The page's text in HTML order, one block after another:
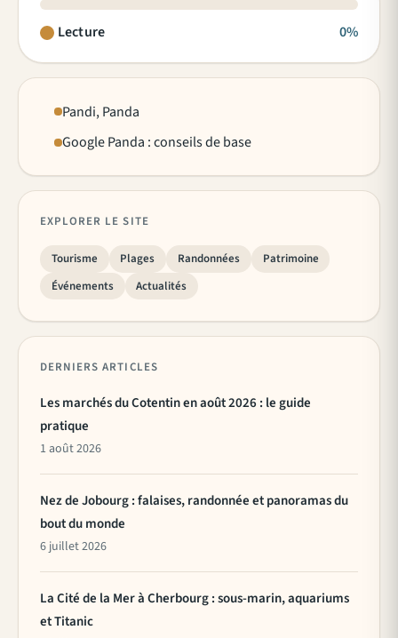
Lecture 0%
Pandi, Panda
Google Panda : conseils de base
EXPLORER LE SITE
Tourisme Plages Randonnées
Patrimoine
Événements
Actualités
DERNIERS ARTICLES
Les marchés du Cotentin en août 2026 : le guide
pratique
1 août 2026
Nez de Jobourg : falaises, randonnée et panoramas du
bout du monde
6 juillet 2026
La Cité de la Mer à Cherbourg : sous-marin, aquariums
et Titanic